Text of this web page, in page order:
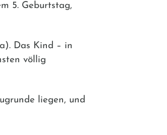
5. Geburtstag,
Das Kind – in
völlig
liegen, und